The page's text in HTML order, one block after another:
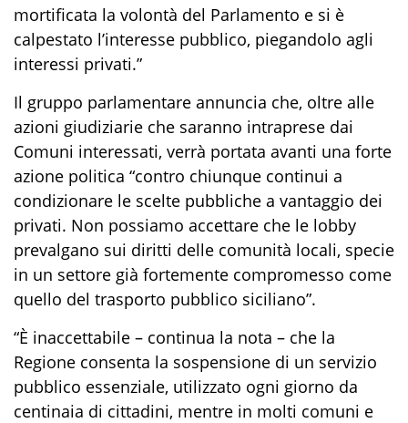
mortificata la volontà del Parlamento e si è
calpestato l’interesse pubblico, piegandolo agli
interessi privati.”
Il gruppo parlamentare annuncia che, oltre alle
azioni giudiziarie che saranno intraprese dai
Comuni interessati, verrà portata avanti una forte
azione politica “contro chiunque continui a
condizionare le scelte pubbliche a vantaggio dei
privati. Non possiamo accettare che le lobby
prevalgano sui diritti delle comunità locali, specie
in un settore già fortemente compromesso come
quello del trasporto pubblico siciliano”.
“È inaccettabile – continua la nota – che la
Regione consenta la sospensione di un servizio
pubblico essenziale, utilizzato ogni giorno da
centinaia di cittadini, mentre in molti comuni e